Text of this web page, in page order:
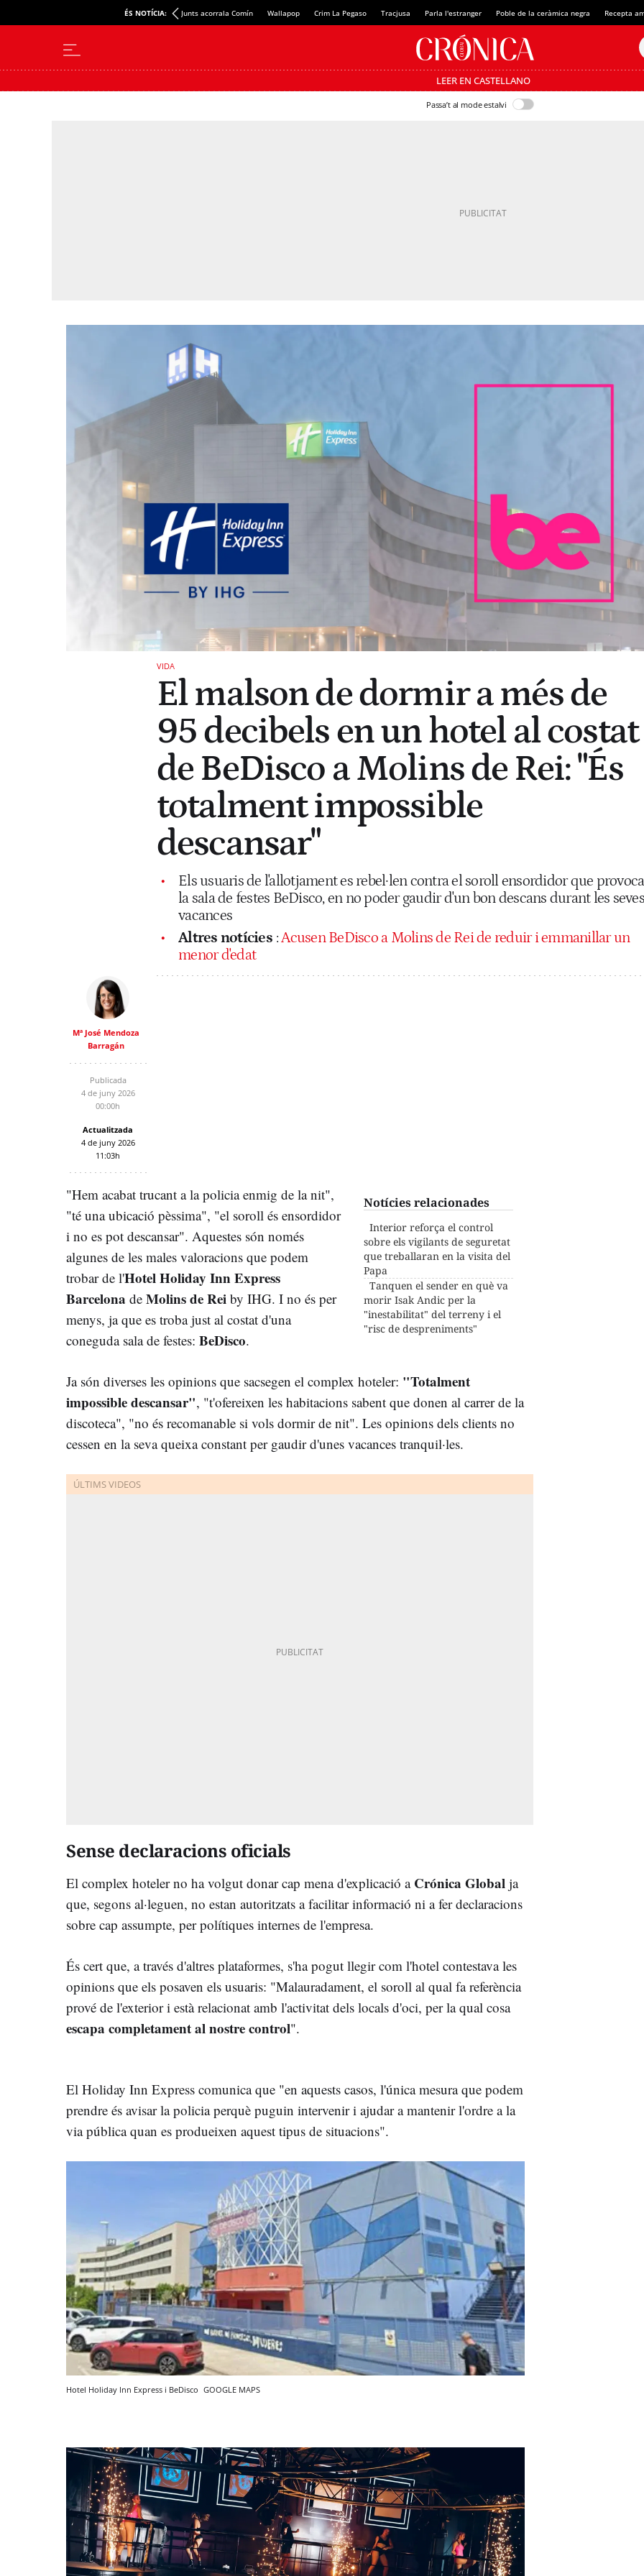
ÉS NOTÍCIA: Junts acorrala Comín Wallapop Crim La Pegaso Tracjusa Parla l'estranger Poble de la ceràmica negra Recepta
LEER EN CASTELLANO
Passa’t al mode estalvi
VIDA
El malson de dormir a més de
95 decibels en un hotel al costat
de BeDisco a Molins de Rei: "És
totalment impossible
descansar"
Els usuaris de l'allotjament es rebel·len contra el soroll ensordidor que provoca
la sala de festes BeDisco, en no poder gaudir d'un bon descans durant les seves
vacances
Altres notícies :Acusen BeDisco a Molins de Rei de reduir i emmanillar un
menor d'edat
Mª José Mendoza
Barragán
Publicada
4 de juny 2026
00:00h
Actualitzada
4 de juny 2026
11:03h
Notícies relacionades
Interior reforça el control
sobre els vigilants de seguretat
que treballaran en la visita del
Papa
Tanquen el sender en què va
morir Isak Andic per la
"inestabilitat" del terreny i el
"risc de despreniments"
"Hem acabat trucant a la policia enmig de la nit",
"té una ubicació pèssima", "el soroll és ensordidor
i no es pot descansar". Aquestes són només
algunes de les males valoracions que podem
trobar de l'Hotel Holiday Inn Express
Barcelona de Molins de Rei by IHG. I no és per
menys, ja que es troba just al costat d'una
coneguda sala de festes: BeDisco.
Ja són diverses les opinions que sacsegen el complex hoteler: "Totalment
impossible descansar", "t'ofereixen les habitacions sabent que donen al carrer de la
discoteca", "no és recomanable si vols dormir de nit". Les opinions dels clients no
cessen en la seva queixa constant per gaudir d'unes vacances tranquil·les.
Sense declaracions oficials
El complex hoteler no ha volgut donar cap mena d'explicació a Crónica Global ja
que, segons al·leguen, no estan autoritzats a facilitar informació ni a fer declaracions
sobre cap assumpte, per polítiques internes de l'empresa.
És cert que, a través d'altres plataformes, s'ha pogut llegir com l'hotel contestava les
opinions que els posaven els usuaris: "Malauradament, el soroll al qual fa referència
prové de l'exterior i està relacionat amb l'activitat dels locals d'oci, per la qual cosa
escapa completament al nostre control".
El Holiday Inn Express comunica que "en aquests casos, l'única mesura que podem
prendre és avisar la policia perquè puguin intervenir i ajudar a mantenir l'ordre a la
via pública quan es produeixen aquest tipus de situacions".
Hotel Holiday Inn Express i BeDisco GOOGLE MAPS